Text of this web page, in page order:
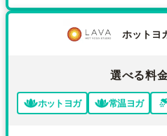
ホットヨ
選べる料
ホットヨガ 常温ヨガ